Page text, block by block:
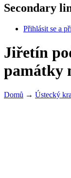
Secondary
Přihlásit se a
Jiřetín
památky
Domů → Ústecký